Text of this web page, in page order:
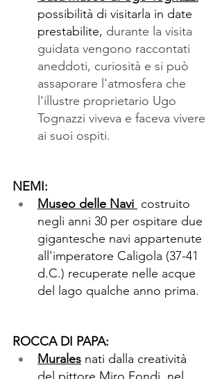
possibilità di visitarla in date
prestabilite, durante la visita
guidata vengono raccontati
aneddoti, curiosità e si può
assaporare l'atmosfera che
l'illustre proprietario Ugo
Tognazzi viveva e faceva vivere
ai suoi ospiti.
NEMI:
Museo delle Navi costruito
negli anni 30 per ospitare due
gigantesche navi appartenute
all'imperatore Caligola (37-41
d.C.) recuperate nelle acque
del lago qualche anno prima.
ROCCA DI PAPA:
Murales nati dalla creatività